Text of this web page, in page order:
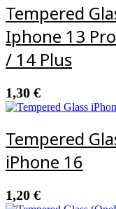
Tempered
Iphone 13
/ 14 Plus
1,30 €
Tempered
iPhone 16
1,20 €